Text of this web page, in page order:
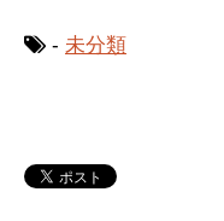
- 未分類